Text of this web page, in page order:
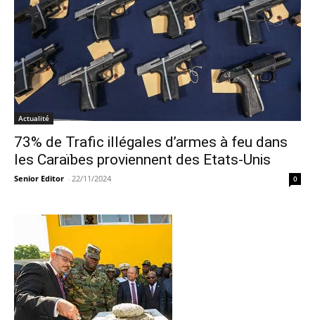
Actualité
73% de Trafic illégales d’armes à feu dans
les Caraïbes proviennent des Etats-Unis
Senior Editor - 22/11/2024 0